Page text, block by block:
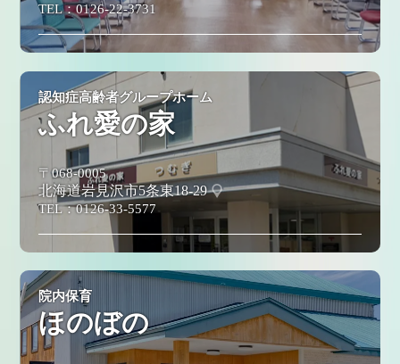
TEL：0126-22-3731
認知症高齢者グループホーム
ふれ愛の家
〒068-0005
北海道岩見沢市5条東18-29
TEL：0126-33-5577
院内保育
ほのぼの